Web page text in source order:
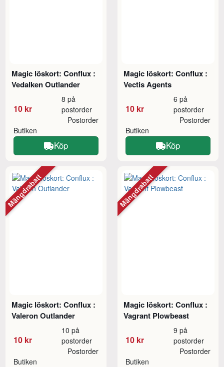
Magic löskort: Conflux :
Vedalken Outlander
10 kr
8 på
postorder
Butiken
Postorder
Köp
Magic löskort: Conflux :
Vectis Agents
10 kr
6 på
postorder
Butiken
Postorder
Köp
Magic löskort: Conflux :
Valeron Outlander
10 kr
10 på
postorder
Butiken
Postorder
Mängdrabatt
Magic löskort: Conflux :
Vagrant Plowbeast
10 kr
9 på
postorder
Butiken
Postorder
Mängdrabatt